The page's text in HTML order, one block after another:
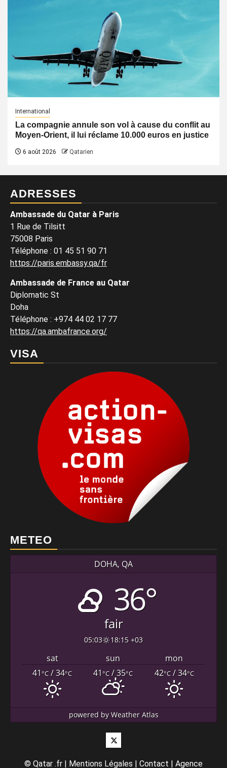
International
La compagnie annule son vol à cause du conflit au
Moyen-Orient, il lui réclame 10.000 euros en justice
6 août 2026 Qatarien
ADRESSES
Ambassade du Qatar à Paris
1 Rue de Tilsitt
75008 Paris
Téléphone : 01 45 51 90 71
https://paris.embassy.qa/fr
Ambassade de France au Qatar
Diplomatic St
Doha
Téléphone : +974 44 02 17 77
https://qa.ambafrance.org/
VISA
METEO
DOHA, QA
36°
fair
05:03 18:15 +03
sat sun
mon
41°C/ 34°C 41°C/ 35°C 42°C/ 34°C
powered byWeather Atlas
Twitter
© Qatar .fr | Mentions Légales | Contact | Agence